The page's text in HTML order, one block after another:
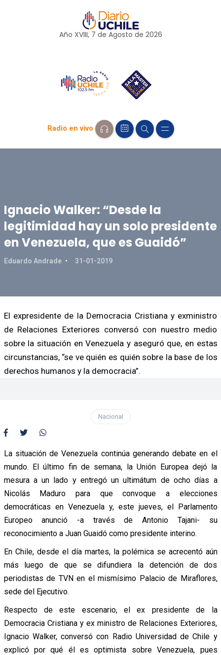
Año XVIII, 7 de Agosto de 2026
Radio en vivo
Ignacio Walker: “Desde la
legitimidad hay un solo presidente
en Venezuela, que es Guaidó”
Eduardo Andrade 31-01-2019
El expresidente de la Democracia Cristiana y exministro
de Relaciones Exteriores conversó con nuestro medio
sobre la situación en Venezuela y aseguró que, en estas
circunstancias, “se ve quién es quién sobre la base de los
derechos humanos y la democracia”.
Nacional
La situación de Venezuela continúa generando debate en el
mundo. El último fin de semana, la Unión Europea dejó la
mesura a un lado y entregó un ultimátum de ocho días a
Nicolás Maduro para que convoque a elecciones
democráticas en Venezuela y, este jueves, el Parlamento
Europeo anunció -a través de Antonio Tajani- su
reconocimiento a Juan Guaidó como presidente interino.
En Chile, desde el día martes, la polémica se acrecentó aún
más luego de que se difundiera la detención de dos
periodistas de TVN en el mismísimo Palacio de Miraflores,
sede del Ejecutivo.
Respecto de este escenario, el ex presidente de la
Democracia Cristiana y ex ministro de Relaciones Exteriores,
Ignacio Walker, conversó con Radio Universidad de Chile y
explicó por qué él es optimista sobre Venezuela, pues